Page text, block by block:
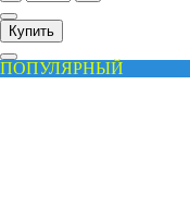
Купить
ПОПУЛЯРНЫЙ